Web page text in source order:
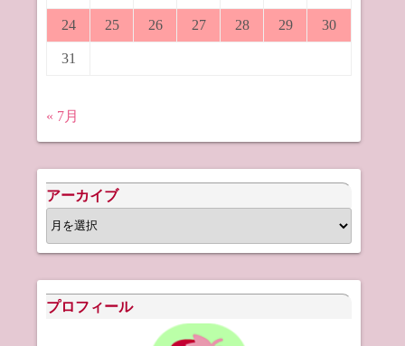
24 25 26 27 28 29 30
31
« 7月
アーカイブ
ア
ー
ブ
プロフィール